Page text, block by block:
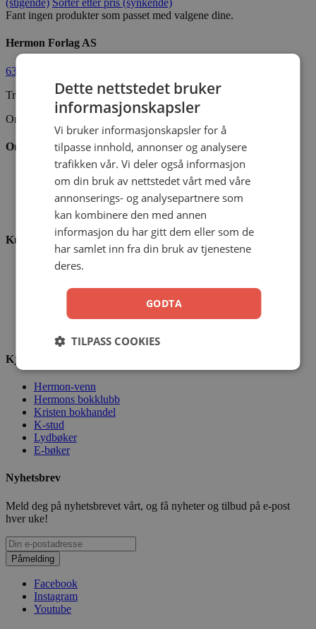
(stigende) Sorter etter pris (synkende)
Fant ingen produkter som passet med valgene dine.
Hermon Forlag AS
63 80 30 99
Trondheimsveien 50 C, 2007 Kjeller
Org.nr. 889 204 982
Om oss
Vår visjon
Vår historie
Vårt ansvar
Nettbibel
Kundeservice
Ofte stilte spørsmål
Min konto
Kjøpsbetingelser
Kjekt å vite
Hermon-venn
Hermons bokklubb
Kristen bokhandel
K-stud
Lydbøker
E-bøker
Nyhetsbrev
Meld deg på nyhetsbrevet vårt, og få nyheter og tilbud på e-post
hver uke!
Påmelding
Facebook
Instagram
Youtube
Dette nettstedet bruker
informasjonskapsler
Vi bruker informasjonskapsler for å
tilpasse innhold, annonser og analysere
trafikken vår. Vi deler også informasjon
om din bruk av nettstedet vårt med våre
annonserings- og analysepartnere som
kan kombinere den med annen
informasjon du har gitt dem eller som de
har samlet inn fra din bruk av tjenestene
deres.
GODTA
TILPASS COOKIES